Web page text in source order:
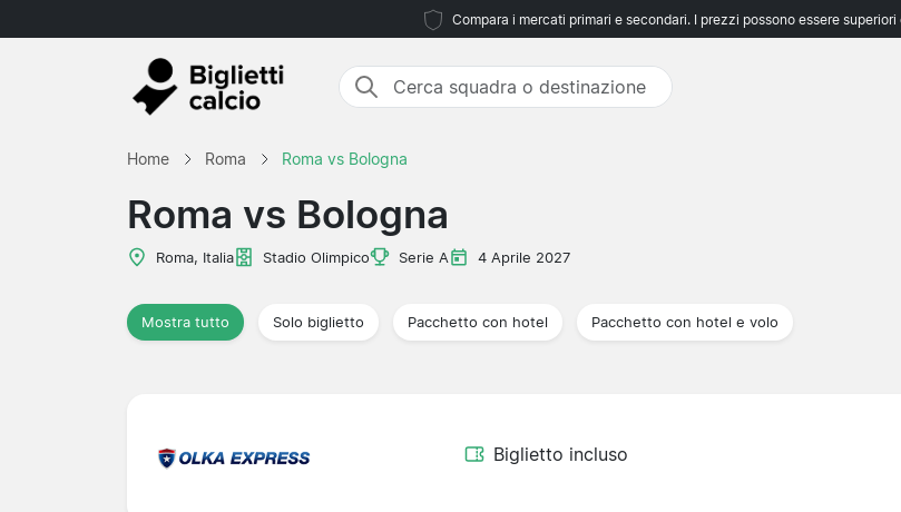
Compara i mercati primari e secondari. I prezzi possono essere
Home Roma Roma vs Bologna
Roma vs Bologna
Roma, Italia Stadio Olimpico Serie A 4 Aprile 2027
Mostra tutto Solo biglietto Pacchetto con hotel Pacchetto con hotel e volo
Biglietto incluso